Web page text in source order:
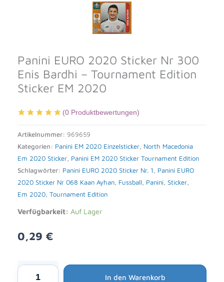
Panini EURO 2020 Sticker Nr 300
Enis Bardhi – Tournament Edition
Sticker EM 2020
(0 Produktbewertungen)
Artikelnummer: 969659
Kategorien: Panini EM 2020 Einzelsticker, North Macedonia
Em 2020 Sticker, Panini EM 2020 Sticker Tournament Edition
Schlagwörter: Panini EURO 2020 Sticker Nr. 1, Panini EURO
2020 Sticker Nr 068 Kaan Ayhan, Fussball, Panini, Sticker,
Em 2020, Tournament Edition
Verfügbarkeit: Auf Lager
0,29 €
Panini
In den Warenkorb
Alternative: